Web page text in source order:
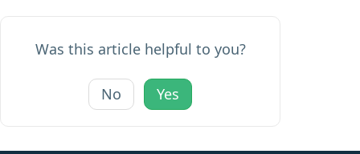
Was this article helpful to you?
No Yes